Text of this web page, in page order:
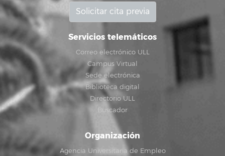
Solicitar cita previa
Servicios telemáticos
Correo electrónico ULL
Campus Virtual
Sede electrónica
Biblioteca digital
Directorio ULL
Buscador
Organización
Agencia Universitaria de Empleo